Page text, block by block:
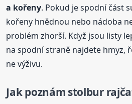
a kořeny. Pokud je spodní část
kořeny hnědnou nebo nádoba
problém zhorší. Když jsou listy
na spodní straně najdete hmyz,
ne výživu.
Jak poznám stolbur